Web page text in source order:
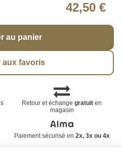
42,50 €
au panier
aux favoris
Retour et échangegratuit en
magasin
Paiement sécurisé en 2x, 3x ou 4x